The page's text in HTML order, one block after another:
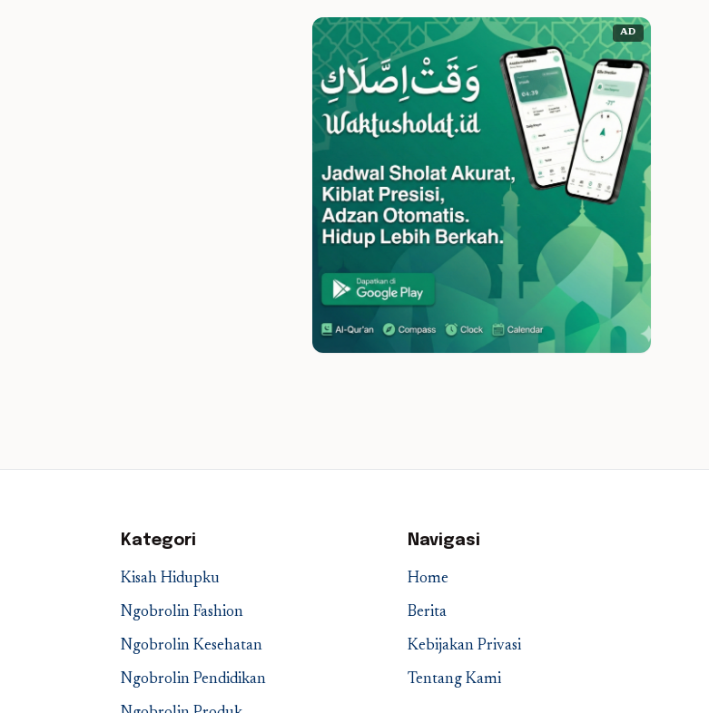
AD
Kategori
Kisah Hidupku
Ngobrolin Fashion
Ngobrolin Kesehatan
Ngobrolin Pendidikan
Navigasi
Home
Berita
Kebijakan Privasi
Tentang Kami